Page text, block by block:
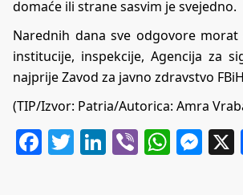
domaće ili strane sasvim je svejedno.
Narednih dana sve odgovore
institucije, inspekcije, Agencija za
najprije Zavod za javno zdravstvo
(TIP/Izvor: Patria/Autorica: Amra
Facebook
Twitter
LinkedIn
Viber